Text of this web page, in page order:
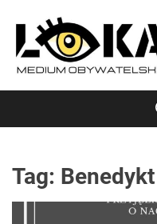
content
Tag: